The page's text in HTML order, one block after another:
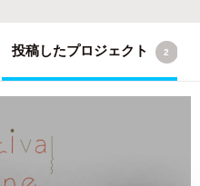
投稿したプロジェクト 2